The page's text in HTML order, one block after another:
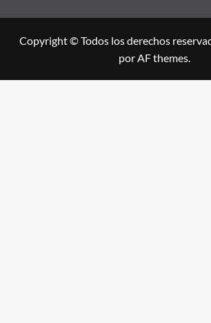
Copyright © Todos los derechos
por AF themes.